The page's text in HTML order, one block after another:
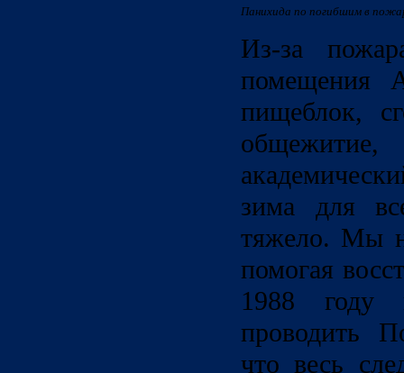
Панихида по погибшим в
Из-за
помещения
пищеблок,
зима для
тяжело. Мы
помогая
1988 году
проводить
что весь